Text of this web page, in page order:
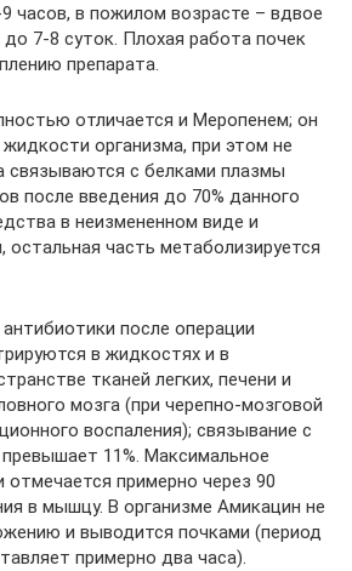
часов, в пожилом возрасте – вдвое
7-8 суток. Плохая работа почек
препарата.
отличается и Меропенем; он
организма, при этом не
связываются с белками плазмы
после введения до 70% данного
в неизмененном виде и
остальная часть метаболизируется
после операции
в жидкостях и в
тканей легких, печени и
мозга (при черепно-мозговой
воспаления); связывание с
11%. Максимальное
отмечается примерно через 90
в мышцу. В организме Амикацин не
и выводится почками (период
примерно два часа).